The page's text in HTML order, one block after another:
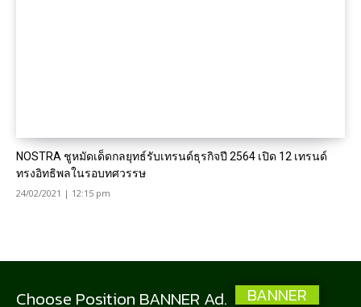
NOSTRA ชูหมัดเด็ดกลยุทธ์รับเทรนด์ธุรกิจปี 2564 เปิด 12 เทรนด์
ทรงอิทธิพลในรอบทศวรรษ
24/02/2021 | 12:15 pm
Choose Position BANNER Ad. BANNER